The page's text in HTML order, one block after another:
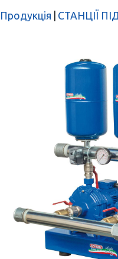
Продукція СТАНЦІЇ